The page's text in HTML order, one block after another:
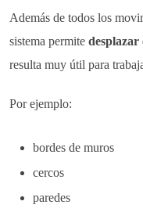
Además de todos los
sistema permite
resulta muy útil para
Por ejemplo:
bordes de muros
cercos
paredes